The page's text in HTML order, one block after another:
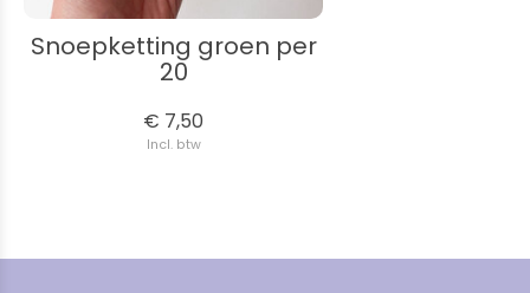
Snoepketting groen per
20
€ 7,50
Incl. btw